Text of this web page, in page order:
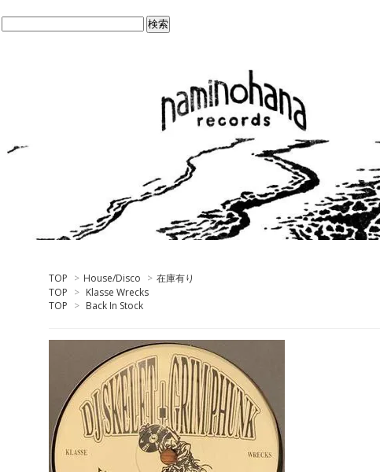
TOP > House/Disco > 在庫有り
TOP > Klasse Wrecks
TOP > Back In Stock